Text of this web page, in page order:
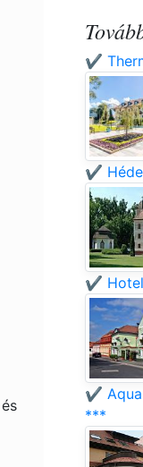
✔️
✔️
✔️ Hotel
✔️ Aqua
***